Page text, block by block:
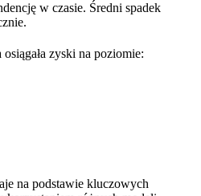
w czasie. Średni spadek
zyski na poziomie:
na podstawie kluczowych